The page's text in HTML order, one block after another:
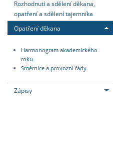
Rozhodnutí a sdělení děkana,
opatření a sdělení tajemníka
Opatření děkana
Harmonogram akademického
roku
Směrnice a provozní řády
Zápisy